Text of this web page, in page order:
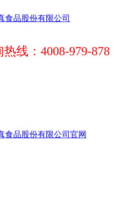
线：4008-979-878